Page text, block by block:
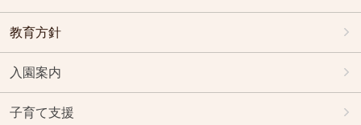
教育方針
入園案内
子育て支援